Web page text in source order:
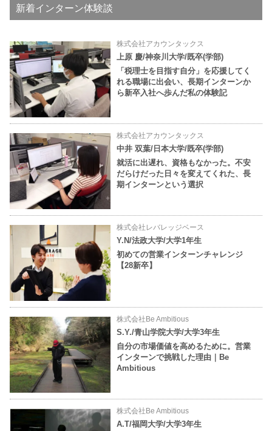
新着インターン体験談
株式会社アカウンタックス
上原 慶/神奈川大学/既卒(学部)
「税理士を目指す自分」を応援してく
れる職場に出会い、長期インターンか
ら新卒入社へ歩んだ私の体験記
株式会社アカウンタックス
中井 双葉/日本大学/既卒(学部)
就活に出遅れ、資格もなかった。不安
だらけだった日々を変えてくれた、長
期インターンという選択
株式会社レバレッジベース
Y.N/法政大学/大学1年生
初めての営業インターンチャレンジ
【28新卒】
株式会社Be Ambitious
S.Y./青山学院大学/大学3年生
自分の市場価値を高めるために。営業
インターンで挑戦した理由｜Be
Ambitious
株式会社Be Ambitious
A.T/福岡大学/大学3年生